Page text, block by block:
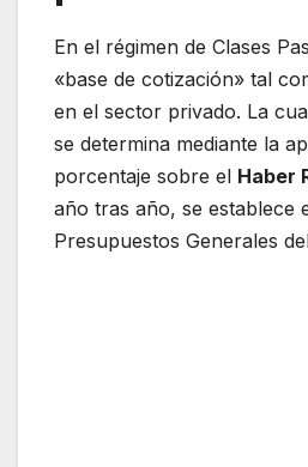
En el régimen de Clases
«base de cotización» tal
en el sector privado. La
se determina mediante la
porcentaje sobre el Haber
año tras año, se establece
Presupuestos Generales